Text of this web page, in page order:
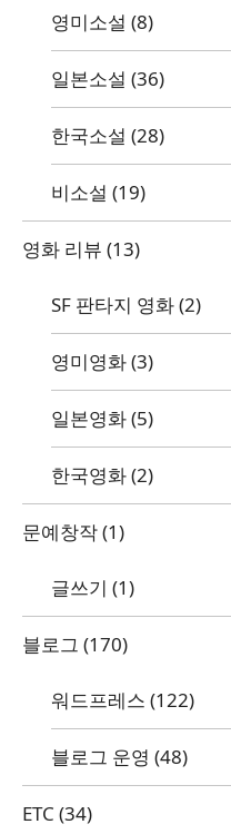
영미소설 (8)
일본소설 (36)
한국소설 (28)
비소설 (19)
영화 리뷰 (13)
SF 판타지 영화(2)
영미영화(3)
일본영화(5)
한국영화(2)
문예창작(1)
글쓰기 (1)
블로그 (170)
워드프레스 (122)
블로그 운영 (48)
ETC (34)